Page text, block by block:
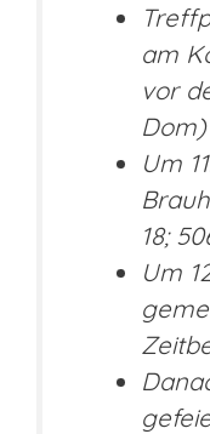
am
vor
Dom)
Um
18;
Um